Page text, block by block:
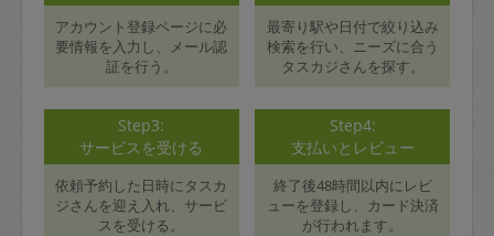
アカウント登録ページに必
要情報を入力し、メール認
証を行う。
最寄り駅や日付で絞り込み
検索を行い、ニーズに合う
タスカジさんを探す。
Step3:
サービスを受ける
依頼予約した日時にタスカ
ジさんを迎え入れ、サービ
スを受ける。
Step4:
支払いとレビュー
終了後48時間以内にレビ
ューを登録し、カード決済
が行われます。